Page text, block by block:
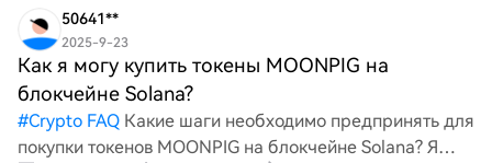
представление о том, как каж
50641**
2025-9-23
Как я могу купить токены MOONPIG на
блокчейне Solana?
#Crypto FAQ Какие шаги необходимо предпринять для
покупки токенов MOONPIG на блокчейне Solana? Я